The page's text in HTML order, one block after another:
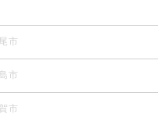
市
市
市